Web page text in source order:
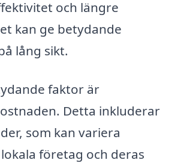
och längre
kan ge betydande
lång sikt.
faktor är
Detta inkluderar
som kan variera
företag och deras